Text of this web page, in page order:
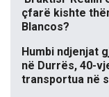
çfarë kishte
Blancos?
Humbi ndjenjat
në Durrës, 40-
transportua në